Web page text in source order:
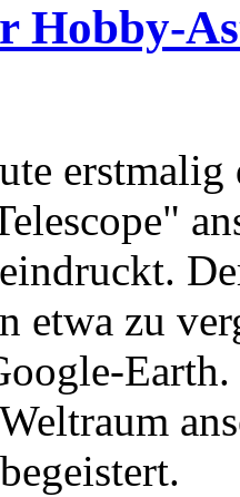
Hobby-
erstmalig
etwa zu
Earth.